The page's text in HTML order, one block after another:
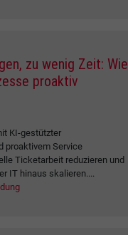
zu wenig Zeit: Wie
proaktiv
KI-gestützter
proaktivem Service
Ticketarbeit reduzieren und
IT hinaus skalieren....